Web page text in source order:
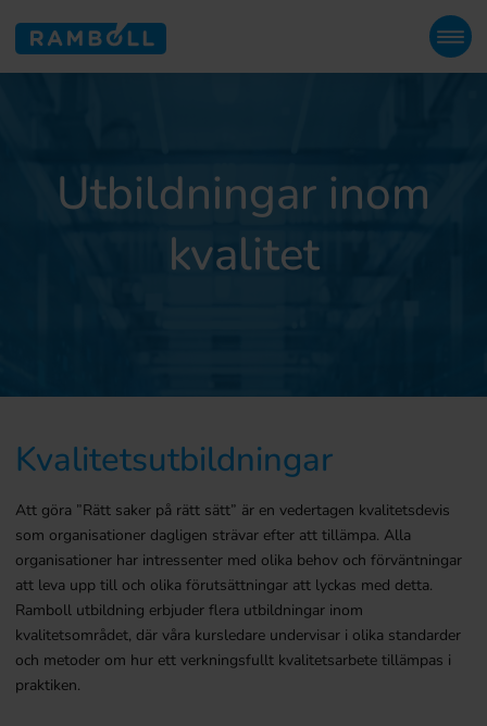
Utbildningar inom
kvalitet
Kvalitetsutbildningar
Att göra ”Rätt saker på rätt sätt” är en vedertagen kvalitetsdevis
som organisationer dagligen strävar efter att tillämpa. Alla
organisationer har intressenter med olika behov och förväntningar
att leva upp till och olika förutsättningar att lyckas med detta.
Ramboll utbildning erbjuder flera utbildningar inom
kvalitetsområdet, där våra kursledare undervisar i olika standarder
och metoder om hur ett verkningsfullt kvalitetsarbete tillämpas i
praktiken.